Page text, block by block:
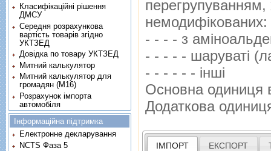
немодифiкованих:
- - - - з
- - - - - шаруватi
- - - - - - iншi
Основна одиниця
Додаткова
ІМПОРТ ЕКСПОРТ
Класифікаційні рішення
ДМСУ
Середня розрахункова
вартість товарів згідно
УКТЗЕД
Довідка по товару УКТЗЕД
Митний калькулятор
Митний калькулятор для
громадян (М16)
Розрахунок імпорта
автомобіля
Інформаційна підтримка
Електронне декларування
NCTS Фаза 5